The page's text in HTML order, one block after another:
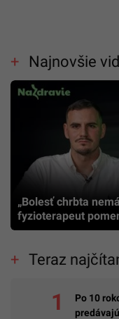
Najnovšie
„Bolesť chrbta
fyzioterapeut
Teraz
Po 10